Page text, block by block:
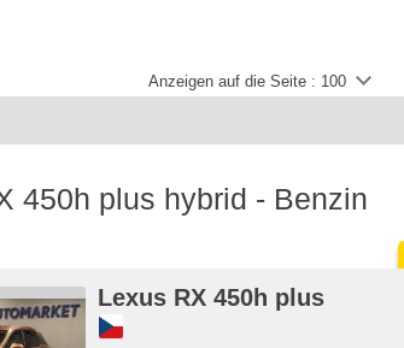
Anzeigen auf die Seite : 100
450h plus hybrid - Benzin
Lexus RX 450h plus